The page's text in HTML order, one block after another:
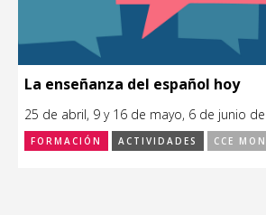
La enseñanza del español hoy
25 de abril, 9 y 16 de mayo, 6 de junio
FORMACIÓN ACTIVIDADES CCE